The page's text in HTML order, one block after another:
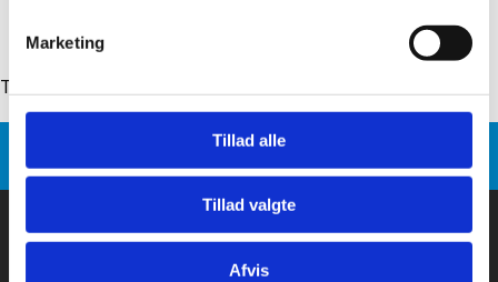
Marketing
Tillad alle
Tillad valgte
Afvis
Tilbage til: sabetocover indpakningsrulle
Produkt varianter
SabetoCOVER Indpakningsrulle 1120mm x 10m